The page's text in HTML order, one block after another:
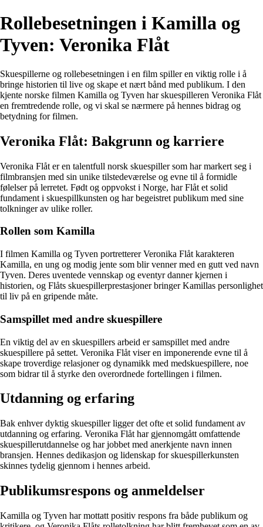
Rollebesetningen i Kamilla og
Tyven: Veronika Flåt
Skuespillerne og rollebesetningen i en film spiller en viktig rolle i å
bringe historien til live og skape et nært bånd med publikum. I den
kjente norske filmen Kamilla og Tyven har skuespilleren Veronika Flåt
en fremtredende rolle, og vi skal se nærmere på hennes bidrag og
betydning for filmen.
Veronika Flåt: Bakgrunn og karriere
Veronika Flåt er en talentfull norsk skuespiller som har markert seg i
filmbransjen med sin unike tilstedeværelse og evne til å formidle
følelser på lerretet. Født og oppvokst i Norge, har Flåt et solid
fundament i skuespillkunsten og har begeistret publikum med sine
tolkninger av ulike roller.
Rollen som Kamilla
I filmen Kamilla og Tyven portretterer Veronika Flåt karakteren
Kamilla, en ung og modig jente som blir venner med en gutt ved navn
Tyven. Deres uventede vennskap og eventyr danner kjernen i
historien, og Flåts skuespillerprestasjoner bringer Kamillas personlighet
til liv på en gripende måte.
Samspillet med andre skuespillere
En viktig del av en skuespillers arbeid er samspillet med andre
skuespillere på settet. Veronika Flåt viser en imponerende evne til å
skape troverdige relasjoner og dynamikk med medskuespillere, noe
som bidrar til å styrke den overordnede fortellingen i filmen.
Utdanning og erfaring
Bak enhver dyktig skuespiller ligger det ofte et solid fundament av
utdanning og erfaring. Veronika Flåt har gjennomgått omfattende
skuespillerutdannelse og har jobbet med anerkjente navn innen
bransjen. Hennes dedikasjon og lidenskap for skuespillerkunsten
skinnes tydelig gjennom i hennes arbeid.
Publikumsrespons og anmeldelser
Kamilla og Tyven har mottatt positiv respons fra både publikum og